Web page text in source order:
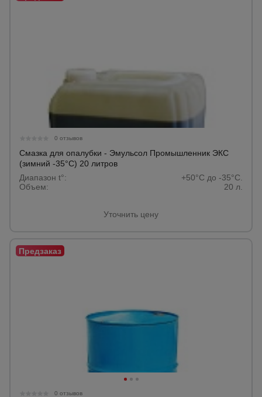
0 отзывов
Смазка для опалубки - Эмульсол Промышленник ЭКС
(зимний -35°C) 20 литров
Диапазон t°:
+50°C до -35°C.
Объем:
20 л.
Уточнить цену
0 отзывов